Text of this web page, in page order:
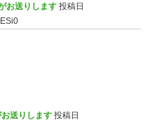
お送りします 投稿日
送りします 投稿日